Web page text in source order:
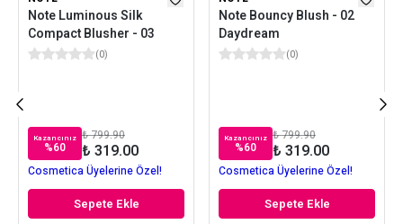
Note Luminous Silk
Compact Blusher - 03
(0)
Kazancınız
%60
₺ 799.90
₺ 319.00
Cosmetica Üyelerine Özel!
Sepete Ekle
Note Bouncy Blush - 02
Daydream
(0)
Kazancınız
%60
₺ 799.90
₺ 319.00
Cosmetica Üyelerine Özel!
Sepete Ekle